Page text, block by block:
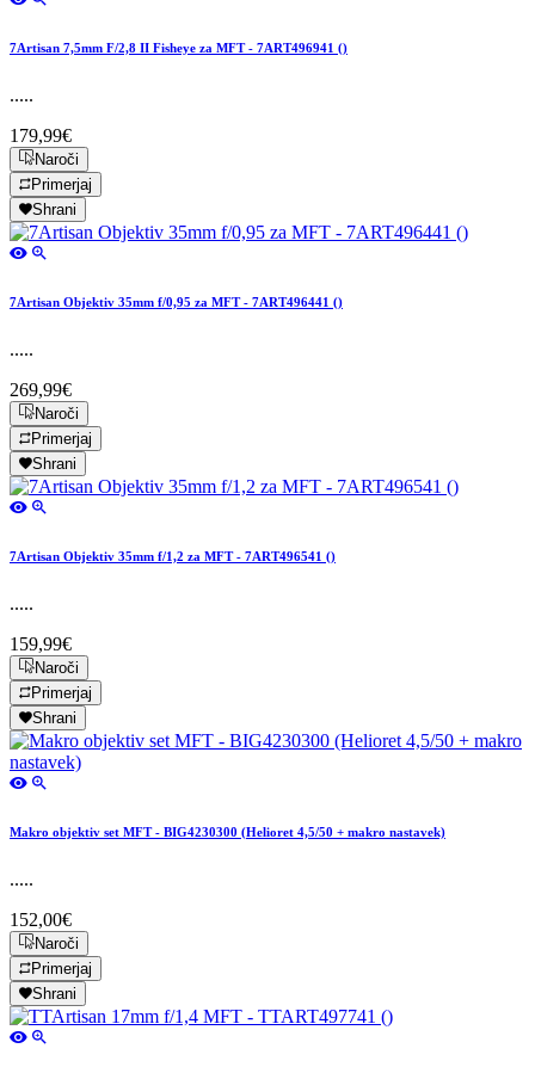
7Artisan 7,5mm F/2,8 II Fisheye za MFT - 7ART496941 ()
.....
179,99€
Naroči
Primerjaj
Shrani
7Artisan Objektiv 35mm f/0,95 za MFT - 7ART496441 ()
.....
269,99€
Naroči
Primerjaj
Shrani
7Artisan Objektiv 35mm f/1,2 za MFT - 7ART496541 ()
.....
159,99€
Naroči
Primerjaj
Shrani
Makro objektiv set MFT - BIG4230300 (Helioret 4,5/50 + makro nastavek)
.....
152,00€
Naroči
Primerjaj
Shrani